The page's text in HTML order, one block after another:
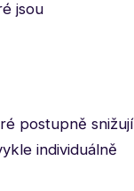
jsou
postupně snižují
individuálně